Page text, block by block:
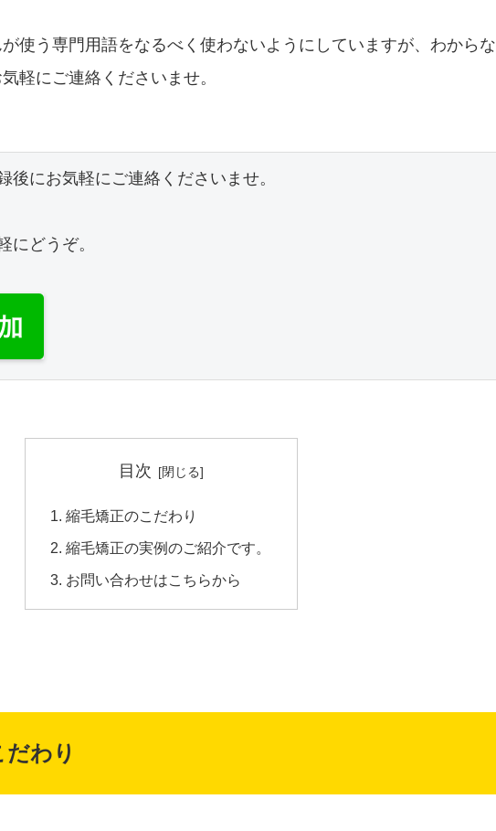
使う専門用語をなるべく使わないようにしていますが、わからな
軽にご連絡くださいませ。
後にお気軽にご連絡くださいませ。
にどうぞ。
目次
縮毛矯正のこだわり
縮毛矯正の実例のご紹介です。
お問い合わせはこちらから
わり